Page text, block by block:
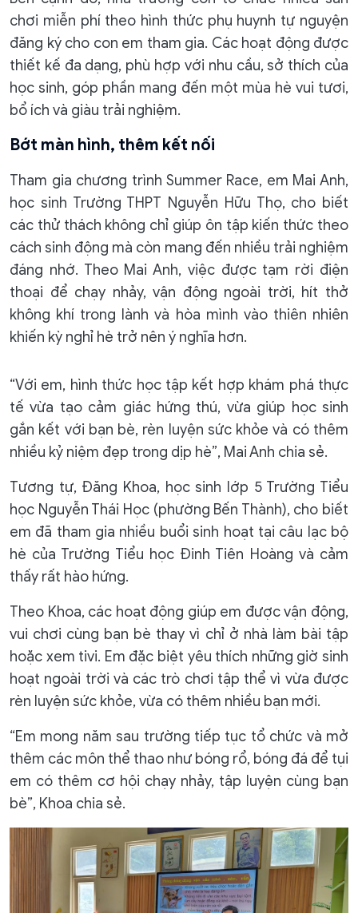
chơi miễn phí theo hình thức phụ huynh tự nguyện
đăng ký cho con em tham gia. Các hoạt động được
thiết kế đa dạng, phù hợp với nhu cầu, sở thích của
học sinh, góp phần mang đến một mùa hè vui tươi,
bổ ích và giàu trải nghiệm.
Bớt màn hình, thêm kết nối
Tham gia chương trình Summer Race, em Mai Anh,
học sinh Trường THPT Nguyễn Hữu Thọ, cho biết
các thử thách không chỉ giúp ôn tập kiến thức theo
cách sinh động mà còn mang đến nhiều trải nghiệm
đáng nhớ. Theo Mai Anh, việc được tạm rời điện
thoại để chạy nhảy, vận động ngoài trời, hít thở
không khí trong lành và hòa mình vào thiên nhiên
khiến kỳ nghỉ hè trở nên ý nghĩa hơn.
“Với em, hình thức học tập kết hợp khám phá thực
tế vừa tạo cảm giác hứng thú, vừa giúp học sinh
gắn kết với bạn bè, rèn luyện sức khỏe và có thêm
nhiều kỷ niệm đẹp trong dịp hè”, Mai Anh chia sẻ.
Tương tự, Đăng Khoa, học sinh lớp 5 Trường Tiểu
học Nguyễn Thái Học (phường Bến Thành), cho biết
em đã tham gia nhiều buổi sinh hoạt tại câu lạc bộ
hè của Trường Tiểu học Đinh Tiên Hoàng và cảm
thấy rất hào hứng.
Theo Khoa, các hoạt động giúp em được vận động,
vui chơi cùng bạn bè thay vì chỉ ở nhà làm bài tập
hoặc xem tivi. Em đặc biệt yêu thích những giờ sinh
hoạt ngoài trời và các trò chơi tập thể vì vừa được
rèn luyện sức khỏe, vừa có thêm nhiều bạn mới.
“Em mong năm sau trường tiếp tục tổ chức và mở
thêm các môn thể thao như bóng rổ, bóng đá để tụi
em có thêm cơ hội chạy nhảy, tập luyện cùng bạn
bè”, Khoa chia sẻ.